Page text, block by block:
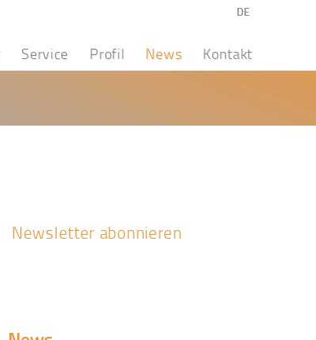
DE
Service Profil News Kontakt
Newsletter abonnieren